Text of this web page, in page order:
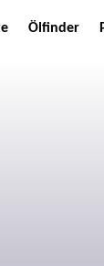
Ölfinder